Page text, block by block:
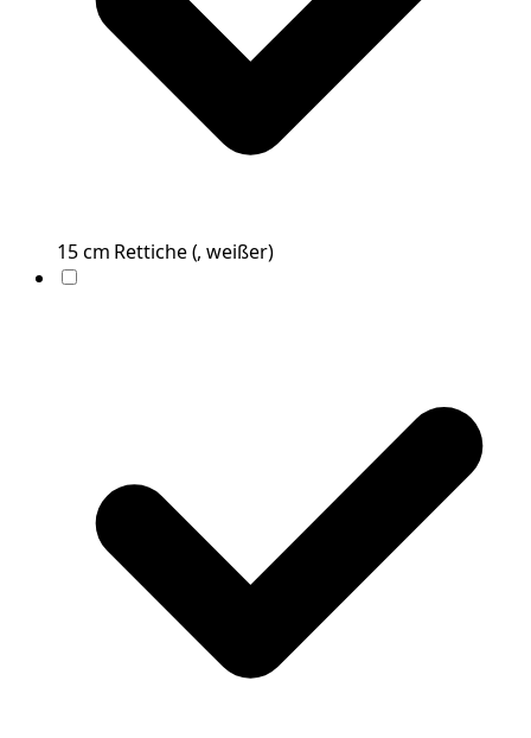
15cm Rettiche(, weißer)